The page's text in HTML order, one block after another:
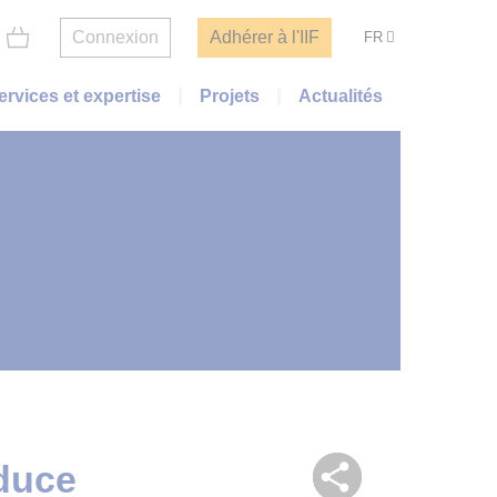
Connexion Adhérer à l'IIF FR
et expertise Projets Actualités